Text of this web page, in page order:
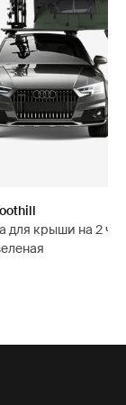
для крыши на 2